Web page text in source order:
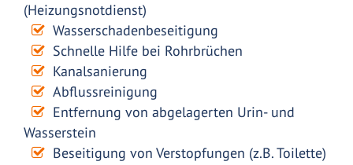
(Heizungsnotdienst)
Wasserschadenbeseitigung
Schnelle Hilfe bei Rohrbrüchen
Kanalsanierung
Abflussreinigung
Entfernung von abgelagerten Urin- und
Wasserstein
Beseitigung von Verstopfungen (z.B. Toilette)